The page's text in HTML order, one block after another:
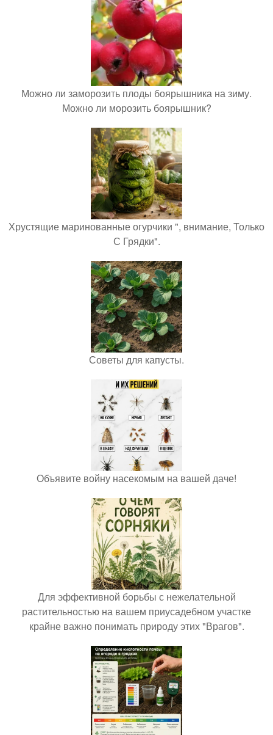
Можно ли заморозить плоды боярышника на зиму.
Можно ли морозить боярышник?
Хрустящие маринованные огурчики ", внимание, Только
С Грядки".
Советы для капусты.
Объявите войну насекомым на вашей даче!
Для эффективной борьбы с нежелательной
растительностью на вашем приусадебном участке
крайне важно понимать природу этих "Врагов".